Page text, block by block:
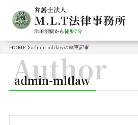
HOME admin-mltlawの執筆記事
admin-mltlaw
Author